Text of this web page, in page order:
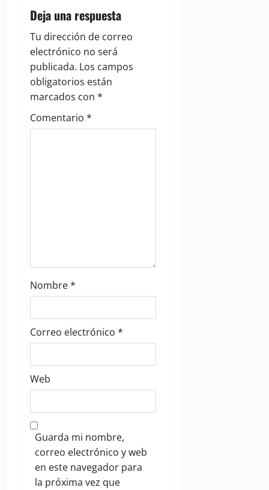
i
g
a
t
i
Deja una respuesta
Tu dirección de correo
electrónico no será
publicada. Los campos
obligatorios están
marcados con *
Comentario *
Nombre*
Correo electrónico *
Web
Guarda mi nombre,
correo electrónico y web
en este navegador para
la próxima vez que